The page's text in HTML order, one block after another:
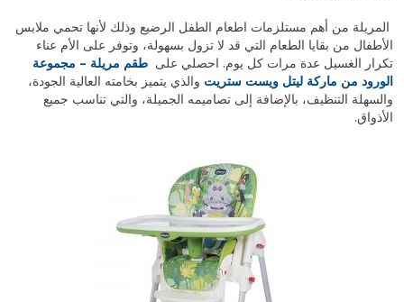
المريلة من أهم مستلزمات اطعام الطفل الرضيع وذلك لأنها تحمي ملابس
الأطفال من بقايا الطعام التي قد لا تزول بسهولة، وتوفر على الأم عناء
تكرار الغسيل عدة مرات كل يوم. احصلي على طقم مريلة – مجموعة
الورود من ماركة ليتل ويست ستريت والذي يتميز بخامته العالية الجودة،
والسهلة التنظيف، بالإضافة إلى تصاميمه الجميلة، والتي تناسب جميع
الأذواق.